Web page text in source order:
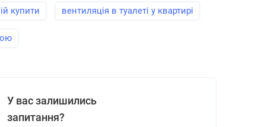
купити вентиляція в туалеті у квартирі
У вас залишились
запитання?